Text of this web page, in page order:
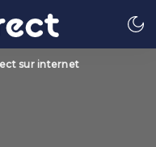
sur internet